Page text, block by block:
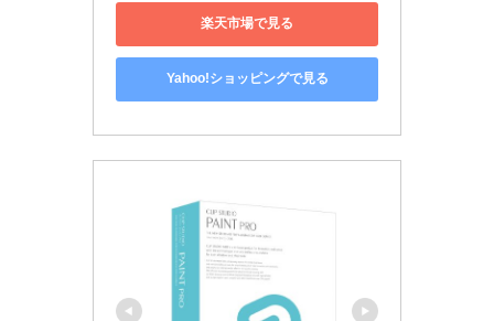
楽天市場で見る
Yahoo!ショッピングで見る